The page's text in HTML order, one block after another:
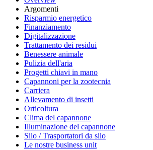
Argomenti
Risparmio energetico
Finanziamento
Digitalizzazione
Trattamento dei residui
Benessere animale
Pulizia dell'aria
Progetti chiavi in mano
Capannoni per la zootecnia
Carriera
Allevamento di insetti
Orticoltura
Clima del capannone
Illuminazione del capannone
Silo / Trasportatori da silo
Le nostre business unit